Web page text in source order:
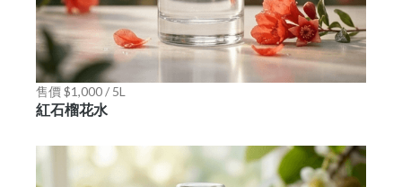
售價 $1,000 / 5L
紅石榴花水